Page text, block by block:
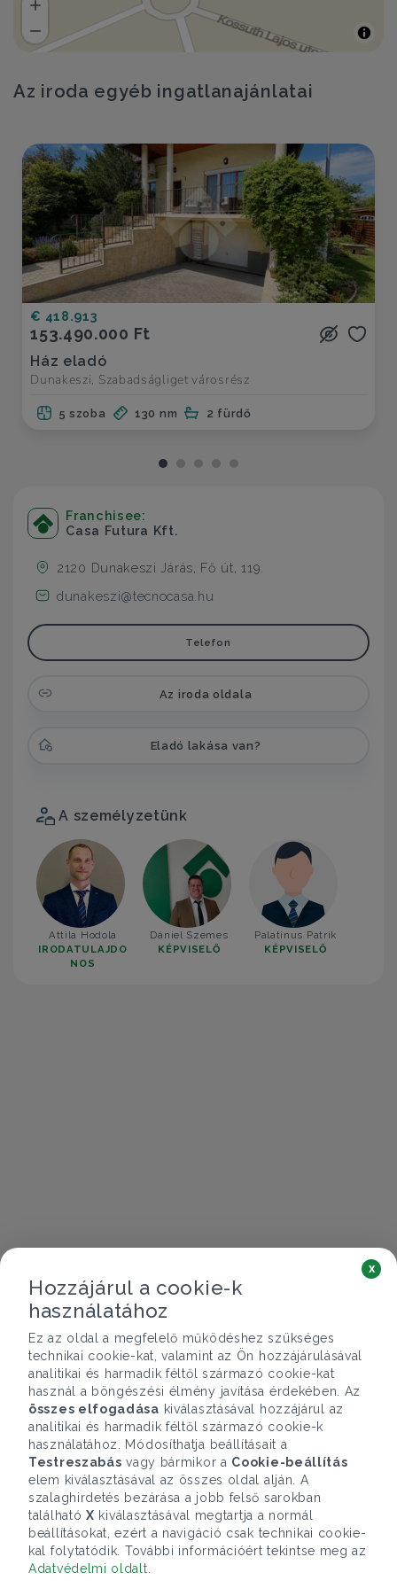
Az iroda egyéb ingatlanajánlatai
€ 418.913
153.490.000 Ft
Ház eladó
Dunakeszi, Szabadságliget városrész
5 szoba 130 nm 2 fürdő
Franchisee:
Casa Futura Kft.
2120 Dunakeszi Járás, Fő út, 119.
dunakeszi@tecnocasa.hu
Telefon
Az iroda oldala
Eladó lakása van?
A személyzetünk
Attila Hodola
IRODATULAJDO
NOS
Dániel Szemes
KÉPVISELŐ
Palatinus Patrik
KÉPVISELŐ
Hozzájárul a cookie-k
használatához
Ez az oldal a megfelelő működéshez szükséges
technikai cookie-kat, valamint az Ön hozzájárulásával
analitikai és harmadik féltől származó cookie-kat
használ a böngészési élmény javítása érdekében. Az
összes elfogadása kiválasztásával hozzájárul az
analitikai és harmadik féltől származó cookie-k
használatához. Módosíthatja beállításait a
Testreszabás vagy bármikor a Cookie-beállítás
elem kiválasztásával az összes oldal alján. A
szalaghirdetés bezárása a jobb felső sarokban
található X kiválasztásával megtartja a normál
beállításokat, ezért a navigáció csak technikai cookie-
kal folytatódik. További információért tekintse meg az
Adatvédelmi oldalt
x